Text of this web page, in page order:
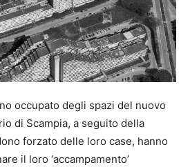
occupato degli spazi del nuovo
di Scampia, a seguito della
forzato delle loro case, hanno
il loro ‘accampamento’